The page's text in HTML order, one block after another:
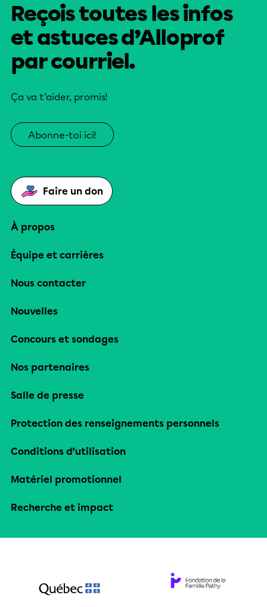
Reçois toutes les infos
et astuces d’Alloprof
par courriel.
Ça va t’aider, promis!
Abonne-toi ici!
Faire un don
À propos
Équipe et carrières
Nous contacter
Nouvelles
Concours et sondages
Nos partenaires
Salle de presse
Protection des renseignements personnels
Conditions d’utilisation
Matériel promotionnel
Recherche et impact